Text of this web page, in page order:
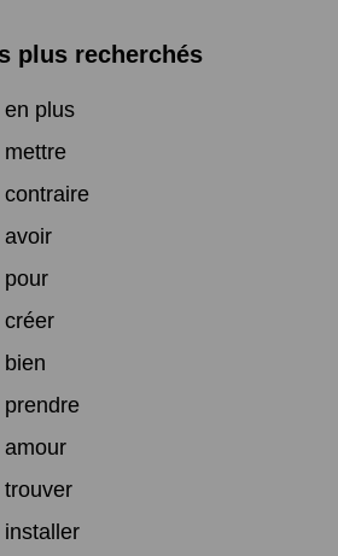
plus recherchés
en plus
mettre
contraire
avoir
pour
créer
bien
prendre
amour
trouver
installer